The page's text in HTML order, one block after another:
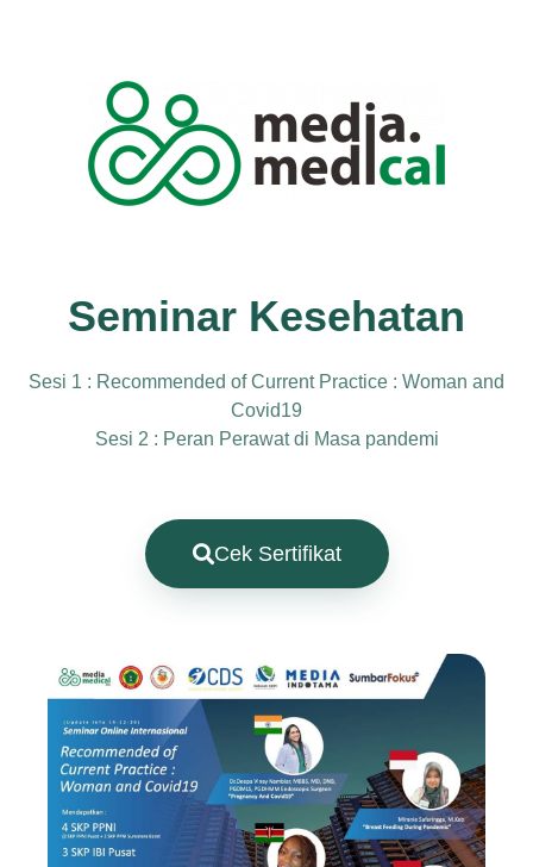
Seminar Kesehatan
Sesi 1 : Recommended of Current Practice : Woman and
Covid19
Sesi 2 : Peran Perawat di Masa pandemi
Cek Sertifikat